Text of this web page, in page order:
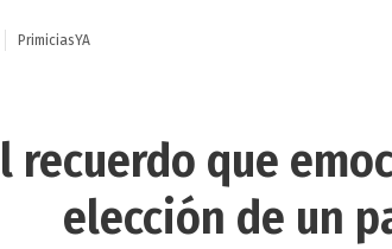
PrimiciasYA
recuerdo que
elección de un